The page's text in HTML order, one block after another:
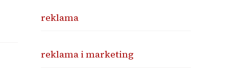
reklama
reklama i marketing